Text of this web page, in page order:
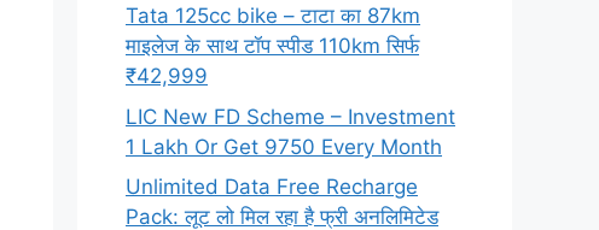
Tata 125cc bike – टाटा का 87km
माइलेज के साथ टॉप स्पीड 110km सिर्फ
₹42,999
LIC New FD Scheme – Investment
1 Lakh Or Get 9750 Every Month
Unlimited Data Free Recharge
Pack: लूट लो मिल रहा है फ्री अनलिमिटेड